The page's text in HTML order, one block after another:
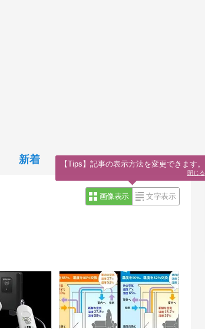
新着
画像表示 文字表示
【Tips】記事の表示方法を変更できます。
閉じる